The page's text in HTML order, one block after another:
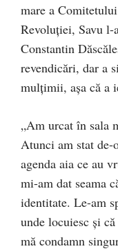
mare a
Revoluției, Savu l-
Constantin
revendicări, dar a
mulțimii, așa că a
„Am urcat în sala
Atunci am stat de-
agenda aia ce au
mi-am dat seama
identitate. Le-am
unde locuiesc și
mă condamn